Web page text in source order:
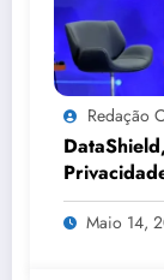
Redação
Maio 14,